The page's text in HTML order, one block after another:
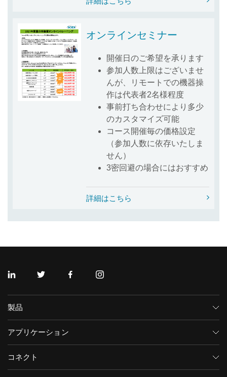
オンラインセミナー
開催日のご希望を承ります
参加人数上限はございませ
んが、リモートでの機器操
作は代表者2名様程度
事前打ち合わせにより多少
のカスタマイズ可能
コース開催毎の価格設定
（参加人数に依存いたしま
せん）
3密回避の場合にはおすすめ
詳細はこちら
リンクトインツイッターフェイスブックインスタグラム
製品
質量分析計
キャピラリー電気泳動機器
統合ソリューション
アプリケーション
医薬品/バイオ医薬品
環境分析
コネクト
サポート